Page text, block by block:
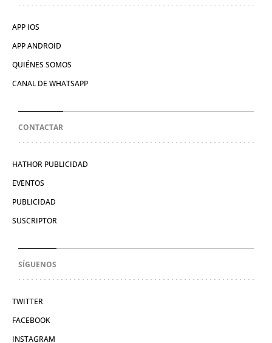
APP IOS
APP ANDROID
QUIÉNES SOMOS
CANAL DE WHATSAPP
CONTACTAR
HATHOR PUBLICIDAD
EVENTOS
PUBLICIDAD
SUSCRIPTOR
SÍGUENOS
TWITTER
FACEBOOK
INSTAGRAM